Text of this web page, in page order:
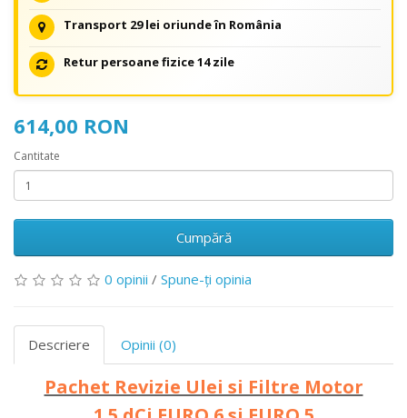
Transport 29 lei oriunde în România
Retur persoane fizice 14 zile
614,00 RON
Cantitate
Cumpără
0 opinii / Spune-ţi opinia
Descriere Opinii (0)
Pachet Revizie Ulei si Filtre Motor